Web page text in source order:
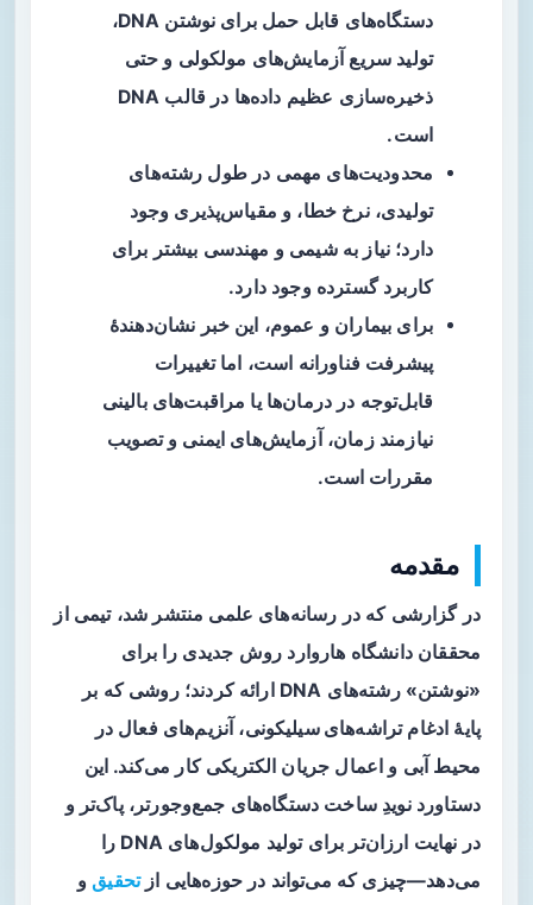
دستگاه‌های قابل حمل برای نوشتن DNA،
تولید سریع آزمایش‌های مولکولی و حتی
ذخیره‌سازی عظیم داده‌ها در قالب DNA
است.
محدودیت‌های مهمی در طول رشته‌های
تولیدی، نرخ خطا، و مقیاس‌پذیری وجود
دارد؛ نیاز به شیمی و مهندسی بیشتر برای
کاربرد گسترده وجود دارد.
برای بیماران و عموم، این خبر نشان‌دهندهٔ
پیشرفت فناورانه است، اما تغییرات
قابل‌توجه در درمان‌ها یا مراقبت‌های بالینی
نیازمند زمان، آزمایش‌های ایمنی و تصویب
مقررات است.
مقدمه
در گزارشی که در رسانه‌های علمی منتشر شد، تیمی از
محققان دانشگاه هاروارد روش جدیدی را برای
«نوشتن» رشته‌های DNA ارائه کردند؛ روشی که بر
پایهٔ ادغامتراشه‌های سیلیکونی، آنزیم‌های فعال در
محیط آبی و اعمال جریان الکتریکی کار می‌کند. این
دستاورد نویدِ ساخت دستگاه‌های جمع‌وجورتر، پاک‌تر و
در نهایت ارزان‌تر برای تولید مولکول‌های DNA را
می‌دهد—چیزی که می‌تواند در حوزه‌هایی ازتحقیق و